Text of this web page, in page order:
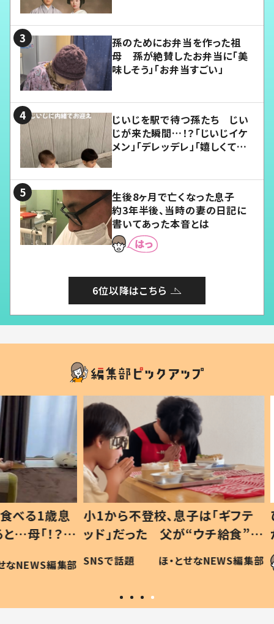
孫のためにお弁当を作った祖
母 孫が絶賛したお弁当に「美
味しそう」「お弁当すごい」
じいじを駅で待つ孫たち じい
じが来た瞬間…！？「じいじイケ
メン」「デレッデレ」「嬉しくて可
生後8ヶ月で亡くなった息子
約3年半後、当時の妻の日記に
書いてあった本音とは
6位以降はこちら
歳息
？」
編集部
小1から不登校、息子は「ギフテ
ッド」だった 父が“ウチ給食”を
作り続ける理由とは #令和の親
#令和の子
SNSで話題 ほ・とせなNEWS編集部
ひ孫
が、抱
「涙が
い」